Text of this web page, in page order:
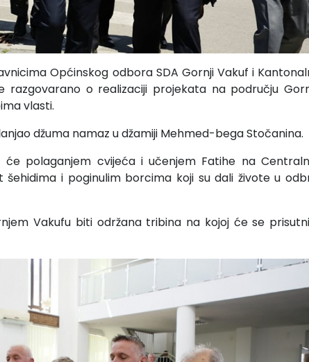
Općinskog odbora SDA Gornji Vakuf i
razgovarano o realizaciji projekata na području
vlasti.
džuma namaz u džamiji Mehmed-bega Stočanina.
će polaganjem cvijeća i učenjem Fatihe na
i poginulim borcima koji su dali živote u
Vakufu biti održana tribina na kojoj će se